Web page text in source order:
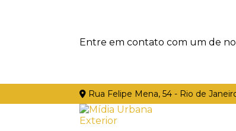
Entre em contato com um de
Rua Felipe Mena, 54 - Rio de